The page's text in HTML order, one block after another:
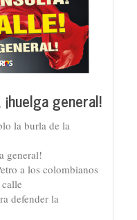
general!
la burla de la
general!
a los colombianos
defender la